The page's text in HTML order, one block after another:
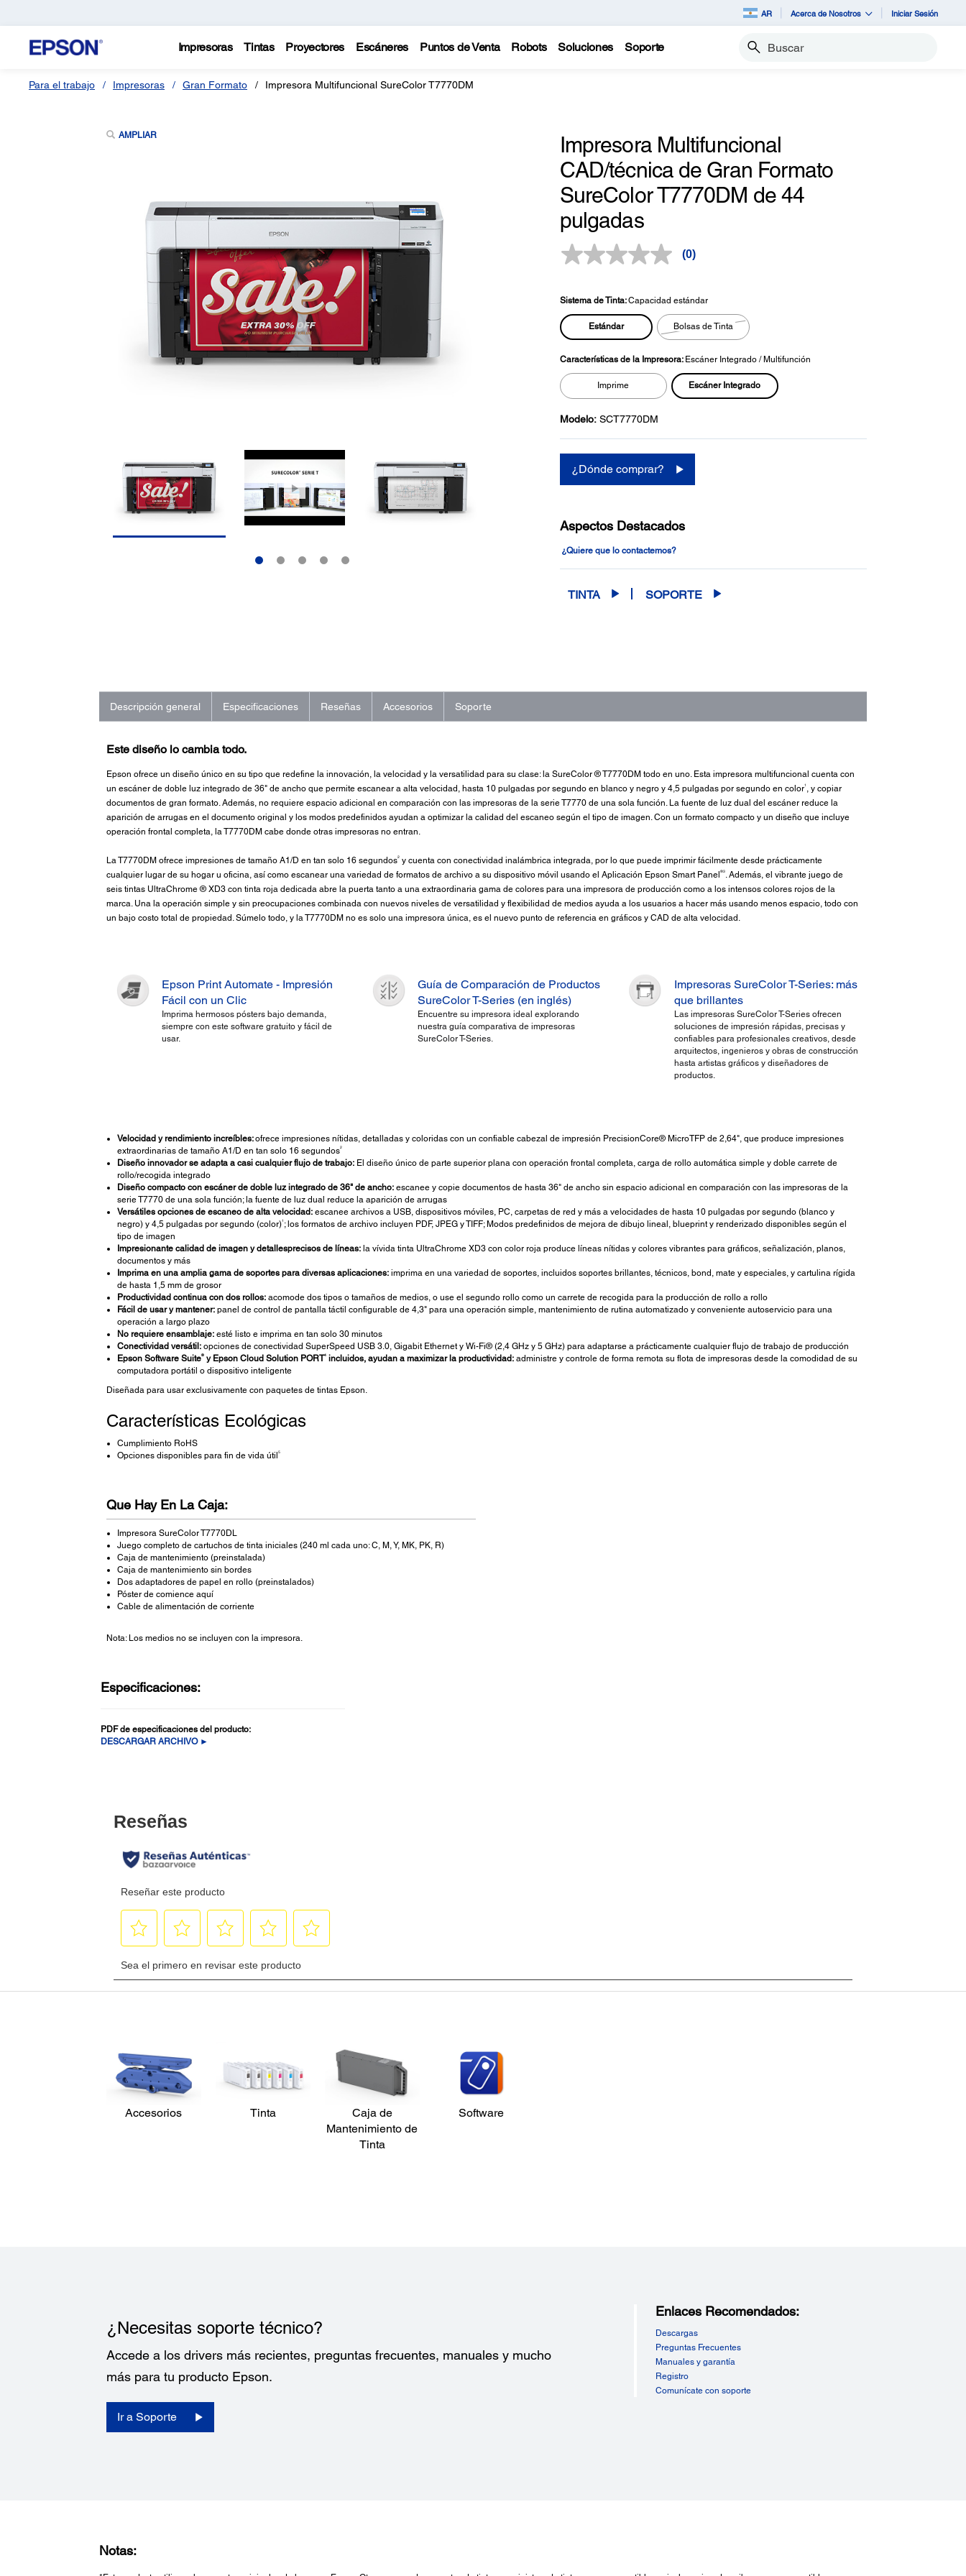
AR Acerca de Nosotros Iniciar Sesión
Impresoras Tintas Proyectores Escáneres Puntos de Venta Robots Soluciones Soporte Buscar
Para el trabajo Impresoras Gran Formato Impresora Multifuncional SureColor T7770DM
AMPLIAR
Impresora Multifuncional
CAD/técnica de Gran Formato
SureColor T7770DM de 44
pulgadas
Sin
en
la
misma
página.
(0)
Sistema de Tinta:Capacidad estándar
Estándar Bolsas de Tinta
Características de la Impresora: Escáner Integrado / Multifunción
Imprime Escáner Integrado
Modelo: SCT7770DM
¿Dónde comprar?
Aspectos Destacados
¿Quiere que lo contactemos?
TINTA SOPORTE
Descripción general Especificaciones Reseñas Accesorios Soporte
Este diseño lo cambia todo.
Epson ofrece un diseño único en su tipo que redefine la innovación, la velocidad y la versatilidad para su clase: la SureColor ® T7770DM todo en uno. Esta impresora multifuncional cuenta con
un escáner de doble luz integrado de 36" de ancho que permite escanear a alta velocidad, hasta 10 pulgadas por segundo en blanco y negro y 4,5 pulgadas por segundo en color1 , y copiar
documentos de gran formato. Además, no requiere espacio adicional en comparación con las impresoras de la serie T7770 de una sola función. La fuente de luz dual del escáner reduce la
aparición de arrugas en el documento original y los modos predefinidos ayudan a optimizar la calidad del escaneo según el tipo de imagen. Con un formato compacto y un diseño que incluye
operación frontal completa, la T7770DM cabe donde otras impresoras no entran.
La T7770DM ofrece impresiones de tamaño A1/D en tan solo 16 segundos2y cuenta con conectividad inalámbrica integrada, por lo que puede imprimir fácilmente desde prácticamente
cualquier lugar de su hogar u oficina, así como escanear una variedad de formatos de archivo a su dispositivo móvil usando el Aplicación Epson Smart Panel ®3. Además, el vibrante juego de
seis tintas UltraChrome ® XD3 con tinta roja dedicada abre la puerta tanto a una extraordinaria gama de colores para una impresora de producción como a los intensos colores rojos de la
marca. Una la operación simple y sin preocupaciones combinada con nuevos niveles de versatilidad y flexibilidad de medios ayuda a los usuarios a hacer más usando menos espacio, todo con
un bajo costo total de propiedad. Súmelo todo, y la T7770DM no es solo una impresora única, es el nuevo punto de referencia en gráficos y CAD de alta velocidad.
Epson Print Automate - Impresión
Fácil con un Clic
Imprima hermosos pósters bajo demanda,
siempre con este software gratuito y fácil de
usar.
Guía de Comparación de Productos
SureColor T-Series (en inglés)
Encuentre su impresora ideal explorando
nuestra guía comparativa de impresoras
SureColor T-Series.
Impresoras SureColor T-Series: más
que brillantes
Las impresoras SureColor T-Series ofrecen
soluciones de impresión rápidas, precisas y
confiables para profesionales creativos, desde
arquitectos, ingenieros y obras de construcción
hasta artistas gráficos y diseñadores de
productos.
Velocidad y rendimiento increíbles:ofrece impresiones nítidas, detalladas y coloridas con un confiable cabezal de impresión PrecisionCore® MicroTFP de 2,64", que produce impresiones
extraordinarias de tamaño A1/D en tan solo 16 segundos2
Diseño innovador se adapta a casi cualquier flujo de trabajo:El diseño único de parte superior plana con operación frontal completa, carga de rollo automática simple y doble carrete de
rollo/recogida integrado
Diseño compacto con escáner de doble luz integrado de 36" de ancho:escanee y copie documentos de hasta 36" de ancho sin espacio adicional en comparación con las impresoras de la
serie T7770 de una sola función; la fuente de luz dual reduce la aparición de arrugas
Versátiles opciones de escaneo de alta velocidad:escanee archivos a USB, dispositivos móviles, PC, carpetas de red y más a velocidades de hasta 10 pulgadas por segundo (blanco y
negro) y 4,5 pulgadas por segundo (color)1 ; los formatos de archivo incluyen PDF, JPEG y TIFF; Modos predefinidos de mejora de dibujo lineal, blueprint y renderizado disponibles según el
tipo de imagen
Impresionante calidad de imagen y detallesprecisos de líneas:la vívida tinta UltraChrome XD3 con color roja produce líneas nítidas y colores vibrantes para gráficos, señalización, planos,
documentos y más
Imprima en una amplia gama de soportes para diversas aplicaciones:imprima en una variedad de soportes, incluidos soportes brillantes, técnicos, bond, mate y especiales, y cartulina rígida
de hasta 1,5 mm de grosor
Productividad continua con dos rollos:acomode dos tipos o tamaños de medios, o use el segundo rollo como un carrete de recogida para la producción de rollo a rollo
Fácil de usar y mantener:panel de control de pantalla táctil configurable de 4,3" para una operación simple, mantenimiento de rutina automatizado y conveniente autoservicio para una
operación a largo plazo
No requiere ensamblaje:esté listo e imprima en tan solo 30 minutos
Conectividad versátil:opciones de conectividad SuperSpeed USB 3.0, Gigabit Ethernet y Wi-Fi® (2,4 GHz y 5 GHz) para adaptarse a prácticamente cualquier flujo de trabajo de producción
Epson Software Suite®y Epson Cloud Solution PORT4incluidos, ayudan a maximizar la productividad :administre y controle de forma remota su flota de impresoras desde la comodidad de su
computadora portátil o dispositivo inteligente
Diseñada para usar exclusivamente con paquetes de tintas Epson.
Características Ecológicas
Cumplimiento RoHS
Opciones disponibles para fin de vida útil
5
Que Hay En La Caja:
Impresora SureColor T7770DL
Juego completo de cartuchos de tinta iniciales (240 ml cada uno: C, M, Y, MK, PK, R)
Caja de mantenimiento (preinstalada)
Caja de mantenimiento sin bordes
Dos adaptadores de papel en rollo (preinstalados)
Póster de comience aquí
Cable de alimentación de corriente
Nota: Los medios no se incluyen con la impresora.
Especificaciones:
PDF de especificaciones del producto:
DESCARGAR ARCHIVO ►
Accesorios Tinta
Caja de
Mantenimiento de
Tinta
Software
¿Necesitas soporte técnico?
Accede a los drivers más recientes, preguntas frecuentes, manuales y mucho
más para tu producto Epson.
Ir a Soporte
Enlaces Recomendados:
Descargas
Preguntas Frecuentes
Manuales y garantía
Registro
Comunícate con soporte
Notas: